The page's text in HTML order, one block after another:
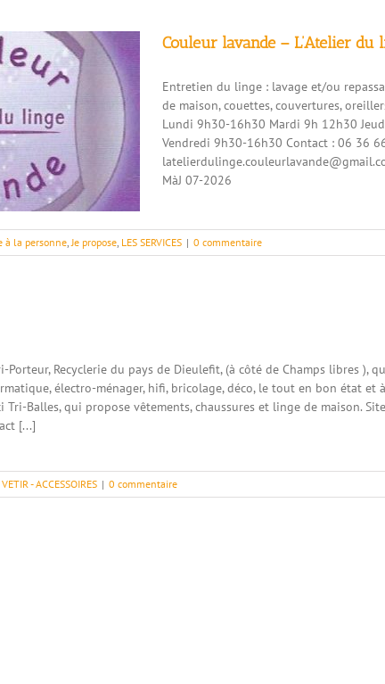
Couleur lavande – L’Atelier du
Entretien du linge : lavage et/ou
de maison, couettes, couvertures,
Lundi 9h30-16h30 Mardi 9h 12h30
Vendredi 9h30-16h30 Contact : 06 36
MàJ 07-2026
à la personne Je propose LES SERVICES | 0 commentaire
Porteur, Recyclerie du pays de Dieulefit, (à côté de Champs libres ),
électro-ménager, hifi, bricolage, déco, le tout en bon état et
Tri-Balles, qui propose vêtements, chaussures et linge de maison.
[...]
VETIR - ACCESSOIRES | 0 commentaire